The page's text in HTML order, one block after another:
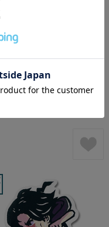
城寨之圍城」公式グッ
ッカー（王九）